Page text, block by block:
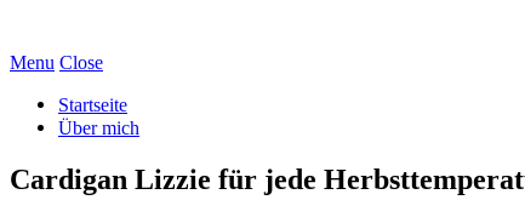
Menu Close
Startseite
Über mich
Cardigan Lizzie für jede